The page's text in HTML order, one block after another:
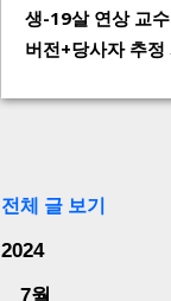
생-19살 연상 교
버전+당사자 추정
전체 글 보기
2024
7월